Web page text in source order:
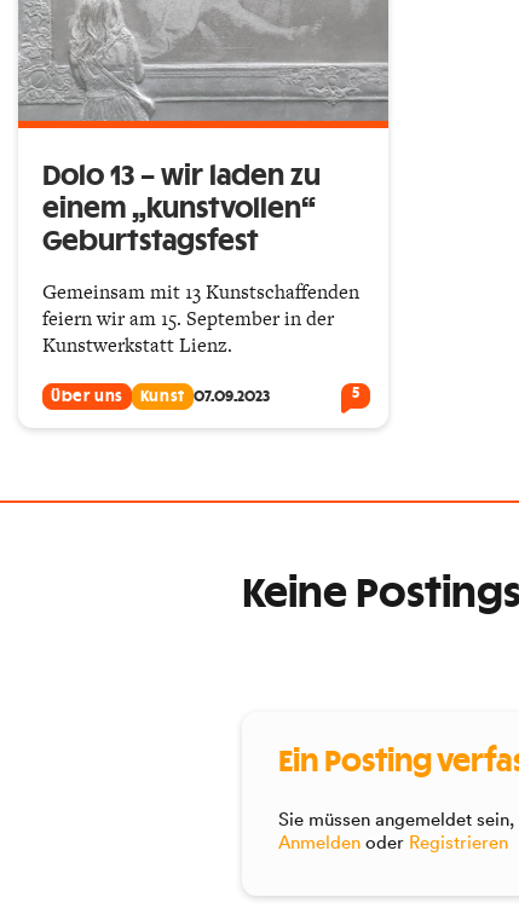
Dolo 13 – wir laden zu
einem „kunstvollen“
Geburtstagsfest
Gemeinsam mit 13 Kunstschaffenden
feiern wir am 15. September in der
Kunstwerkstatt Lienz.
Über uns Kunst 07.09.2023 5
Keine
Ein Posting
Sie müssen angemeldet
Anmelden oder Registrieren